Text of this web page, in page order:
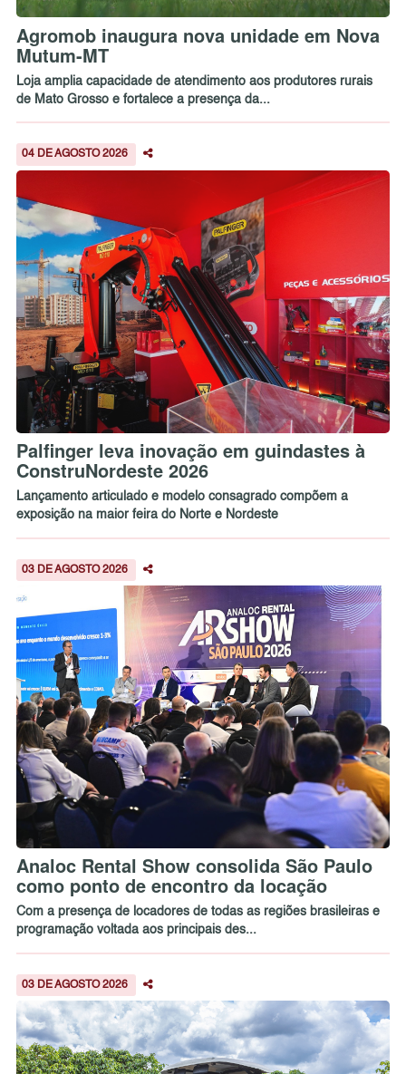
Agromob inaugura nova unidade em Nova
Mutum-MT
Loja amplia capacidade de atendimento aos produtores rurais
de Mato Grosso e fortalece a presença da...
04 DE AGOSTO 2026
Palfinger leva inovação em guindastes à
ConstruNordeste 2026
Lançamento articulado e modelo consagrado compõem a
exposição na maior feira do Norte e Nordeste
03 DE AGOSTO 2026
Analoc Rental Show consolida São Paulo
como ponto de encontro da locação
Com a presença de locadores de todas as regiões brasileiras e
programação voltada aos principais des...
03 DE AGOSTO 2026